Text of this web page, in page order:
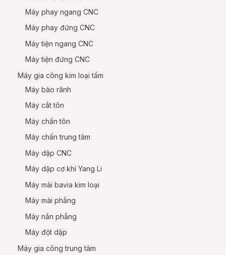
Máy phay ngang CNC
Máy phay đứng CNC
Máy tiện ngang CNC
Máy tiện đứng CNC
Máy gia công kim loại tấm
Máy bào rãnh
Máy cắt tôn
Máy chấn tôn
Máy chấn trung tâm
Máy dập CNC
Máy dập cơ khí Yang Li
Máy mài bavia kim loại
Máy mài phẳng
Máy nắn phẳng
Máy đột dập
Máy gia công trung tâm